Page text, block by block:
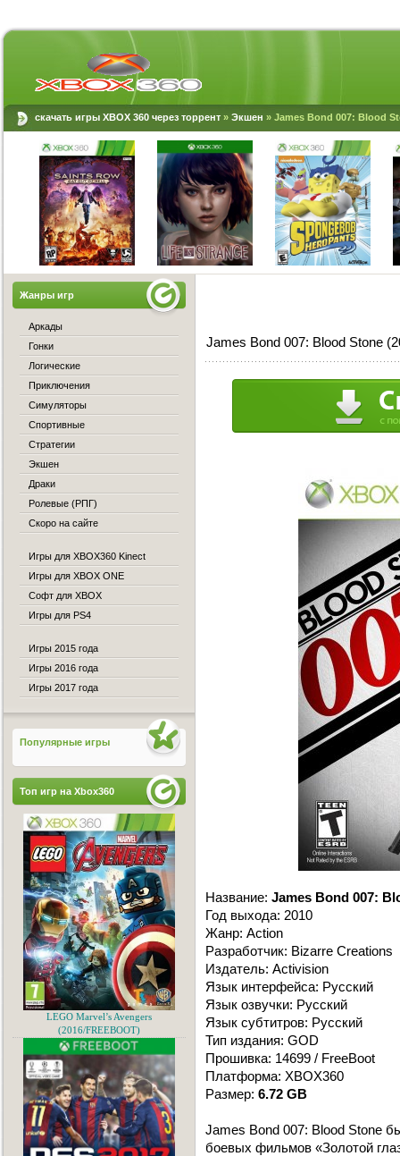
скачать игры XBOX 360 через торрент » Экшен » James Bond 007: Blood
James Bond 007: Blood Stone
Название: James Bond 007:
Год выхода: 2010
Жанр: Action
Разработчик: Bizarre Creations
Издатель: Activision
Язык интерфейса: Русский
Язык озвучки: Русский
Язык субтитров: Русский
Тип издания: GOD
Прошивка: 14699 / FreeBoot
Платформа: XBOX360
Размер: 6.72 GB
James Bond 007: Blood Stone
боевых фильмов «Золотой
Жанры игр
Аркады
Гонки
Логические
Приключения
Симуляторы
Спортивные
Стратегии
Экшен
Драки
Ролевые (РПГ)
Скоро на сайте
Игры для XBOX360 Kinect
Игры для XBOX ONE
Софт для XBOX
Игры для PS4
Игры 2015 года
Игры 2016 года
Игры 2017 года
Популярные игры
Топ игр на Xbox360
LEGO Marvel’s Avengers
(2016/FREEBOOT)